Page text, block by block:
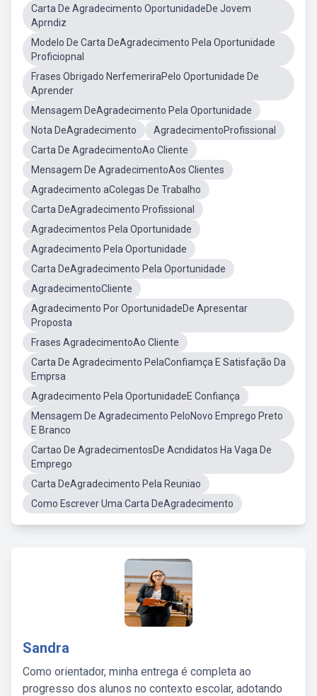
Carta De Agradecimento OportunidadeDe Jovem
Aprndiz
Modelo De Carta DeAgradecimento Pela Oportunidade
Proficiopnal
Frases Obrigado NerfemeriraPelo Oportunidade De
Aprender
Mensagem DeAgradecimento Pela Oportunidade
Nota DeAgradecimento
AgradecimentoProfissional
Carta De AgradecimentoAo Cliente
Mensagem De AgradecimentoAos Clientes
Agradecimento aColegas De Trabalho
Carta DeAgradecimento Profissional
Agradecimentos Pela Oportunidade
Agradecimento Pela Oportunidade
Carta DeAgradecimento Pela Oportunidade
AgradecimentoCliente
Agradecimento Por OportunidadeDe Apresentar
Proposta
Frases AgradecimentoAo Cliente
Carta De Agradecimento PelaConfiamça E Satisfação Da
Emprsa
Agradecimento Pela OportunidadeE Confiança
Mensagem De Agradecimento PeloNovo Emprego Preto
E Branco
Cartao De AgradecimentosDe Acndidatos Ha Vaga De
Emprego
Carta DeAgradecimento Pela Reuniao
Como Escrever Uma Carta DeAgradecimento
Sandra
Como orientador, minha entrega é completa ao
progresso dos alunos no contexto escolar, adotando